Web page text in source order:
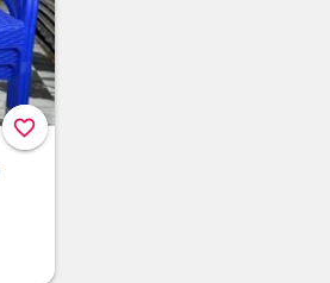
favorite_border